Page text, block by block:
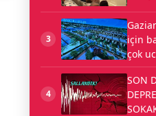
3
için
çok
4
SON